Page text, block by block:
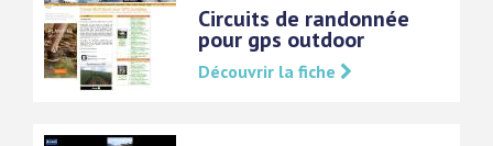
Circuits de randonnée
pour gps outdoor
Découvrir la fiche